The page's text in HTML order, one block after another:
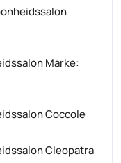
Marke:
Coccole
Cleopatra